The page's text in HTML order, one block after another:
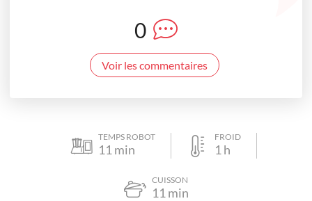
0
Voir les commentaires
TEMPS ROBOT
11 min
FROID
1 h
CUISSON
11 min